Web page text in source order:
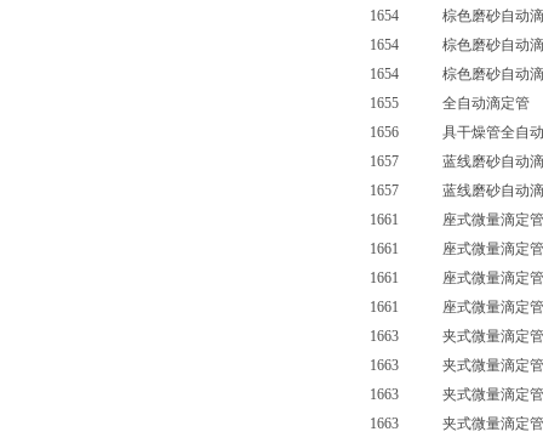
1654 棕色磨砂自动
1654 棕色磨砂自动
1654 棕色磨砂自动
1655 全自动滴定
1656 具干燥管全自
1657 蓝线磨砂自动
1657 蓝线磨砂自动
1661 座式微量滴定
1661 座式微量滴定
1661 座式微量滴定
1661 座式微量滴定
1663 夹式微量滴定
1663 夹式微量滴定
1663 夹式微量滴定
1663 夹式微量滴定